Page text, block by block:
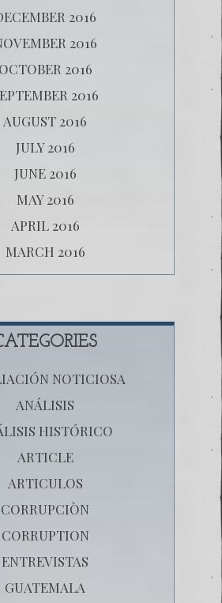
2016
2016
OCTOBER 2016
2016
AUGUST 2016
JULY 2016
JUNE 2016
MAY 2016
APRIL 2016
MARCH 2016
NOTICIOSA
ANÁLISIS
HISTÓRICO
ARTICLE
ARTICULOS
CORRUPCIÒN
CORRUPTION
ENTREVISTAS
GUATEMALA